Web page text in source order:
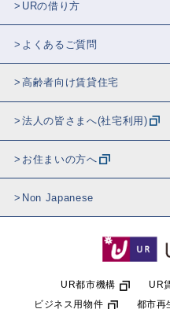
URの借り方
よくあるご質問
高齢者向け賃貸住宅
法人の皆さまへ(社宅利用)
お住まいの方へ
Non Japanese
UR都市機構 UR
ビジネス用物件
都市再